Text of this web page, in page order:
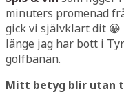
minuters promenad
gick vi självklart dit
länge jag har bott i
golfbanan.
Mitt betyg blir utan